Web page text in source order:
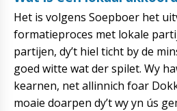
Het is volgens Soepboer het
formatieproces met lokale
partijen, dy’t hiel ticht by de
goed witte wat der spilet. Wy
kearnen, net allinnich foar
moaie doarpen dy’t wy yn ús